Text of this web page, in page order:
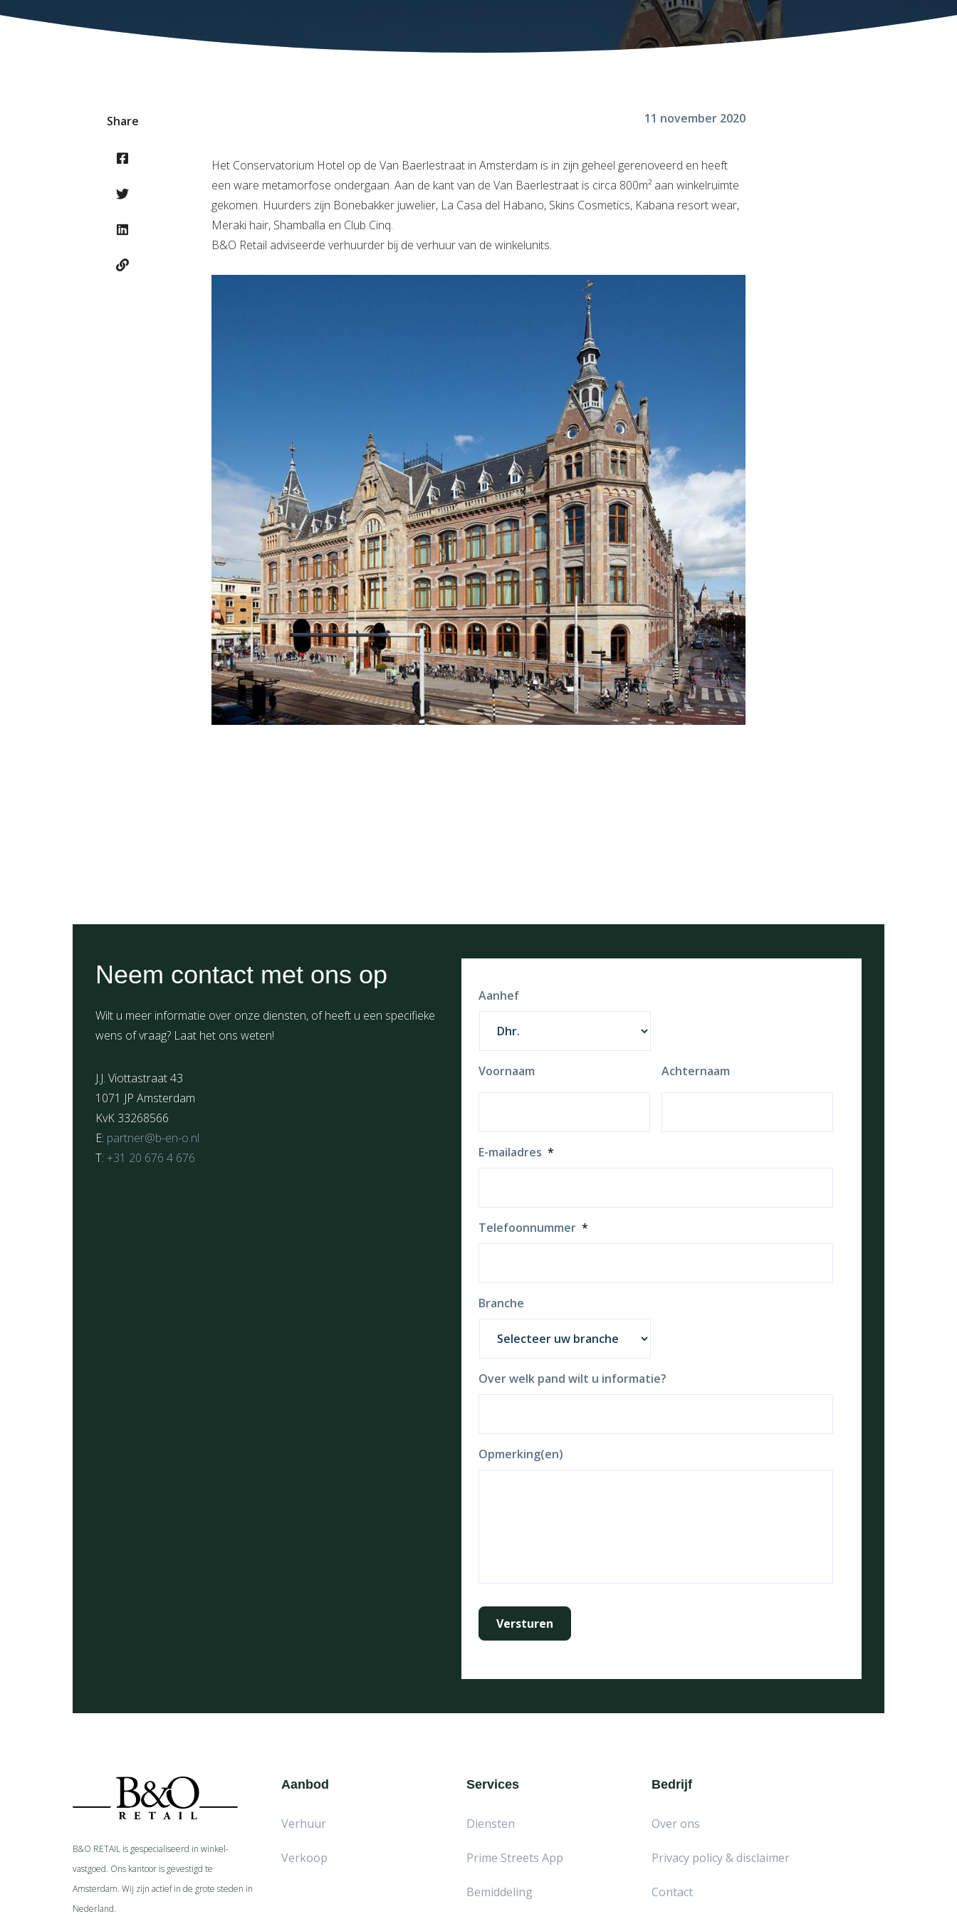
Share 11 november 2020
Het Conservatorium Hotel op de Van Baerlestraat in Amsterdam is in zijn geheel gerenoveerd en heeft
een ware metamorfose ondergaan. Aan de kant van de Van Baerlestraat is circa 800m² aan winkelruimte
gekomen. Huurders zijn Bonebakker juwelier, La Casa del Habano, Skins Cosmetics, Kabana resort wear,
Meraki hair, Shamballa en Club Cinq.
B&O Retail adviseerde verhuurder bij de verhuur van de winkelunits.
Neem contact met ons op
Wilt u meer informatie over onze diensten, of heeft u een specifieke
wens of vraag? Laat het ons weten!
J.J. Viottastraat 43
1071 JP Amsterdam
KvK 33268566
E: partner@b-en-o.nl
T: +31 20 676 4 676
Aanhef
Voornaam Achternaam
E-mailadres *
Telefoonnummer *
Branche
Over welk pand wilt u informatie?
Opmerking(en)
B&O RETAIL is gespecialiseerd in winkel-
vastgoed. Ons kantoor is gevestigd te
Amsterdam. Wij zijn actief in de grote steden in
Nederland.
Aanbod
Verhuur
Verkoop
Services
Diensten
Prime Streets App
Bemiddeling
Bedrijf
Over ons
Privacy policy & disclaimer
Contact